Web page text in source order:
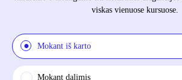
viskas vienuose kursuose.
Mokant iš karto
Mokant dalimis